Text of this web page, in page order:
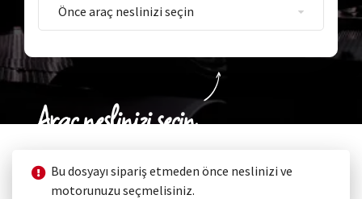
Araç neslinizi seçin
Bu dosyayı sipariş etmeden önce neslinizi ve
motorunuzu seçmelisiniz.